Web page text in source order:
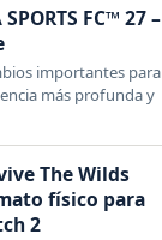
FC™ 27 –
importantes para
más profunda y
The Wilds
físico para
2